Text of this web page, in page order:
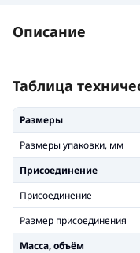
Описание
Таблица
Размеры
Размеры упаковки, мм
Присоединение
Присоединение
Размер присоединения
Масса, объём